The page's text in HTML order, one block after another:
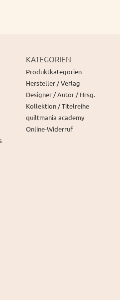
KATEGORIEN
Produktkategorien
Hersteller / Verlag
Designer / Autor / Hrsg.
Kollektion / Titelreihe
quiltmania academy
Online-Widerruf